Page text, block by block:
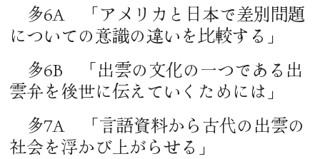
多6A 「アメリカと日本で差別問題
についての意識の違いを比較する」
多6B 「出雲の文化の一つである出
雲弁を後世に伝えていくためには」
多7A 「言語資料から古代の出雲の
社会を浮かび上がらせる」